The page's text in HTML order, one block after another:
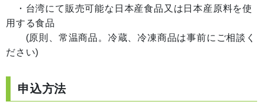
・台湾にて販売可能な日本産食品又は日本産原料を使
用する食品
(原則、常温商品。冷蔵、冷凍商品は事前にご相談く
ださい)
申込方法